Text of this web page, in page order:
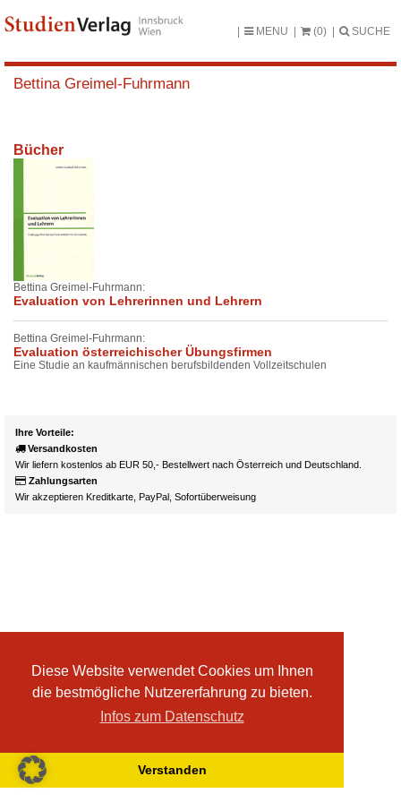
Diese Website verwendet Cookies um Ihnen
die bestmögliche Nutzererfahrung zu bieten.
Infos zum Datenschutz
Verstanden
MENU (0) SUCHE
Bettina Greimel-Fuhrmann
Bücher
Bettina Greimel-Fuhrmann:
Evaluation von Lehrerinnen und Lehrern
Bettina Greimel-Fuhrmann:
Evaluation österreichischer Übungsfirmen
Eine Studie an kaufmännischen berufsbildenden Vollzeitschulen
Ihre Vorteile:
Versandkosten
Wir liefern kostenlos ab EUR 50,- Bestellwert nach Österreich und Deutschland.
Zahlungsarten
Wir akzeptieren Kreditkarte, PayPal, Sofortüberweisung